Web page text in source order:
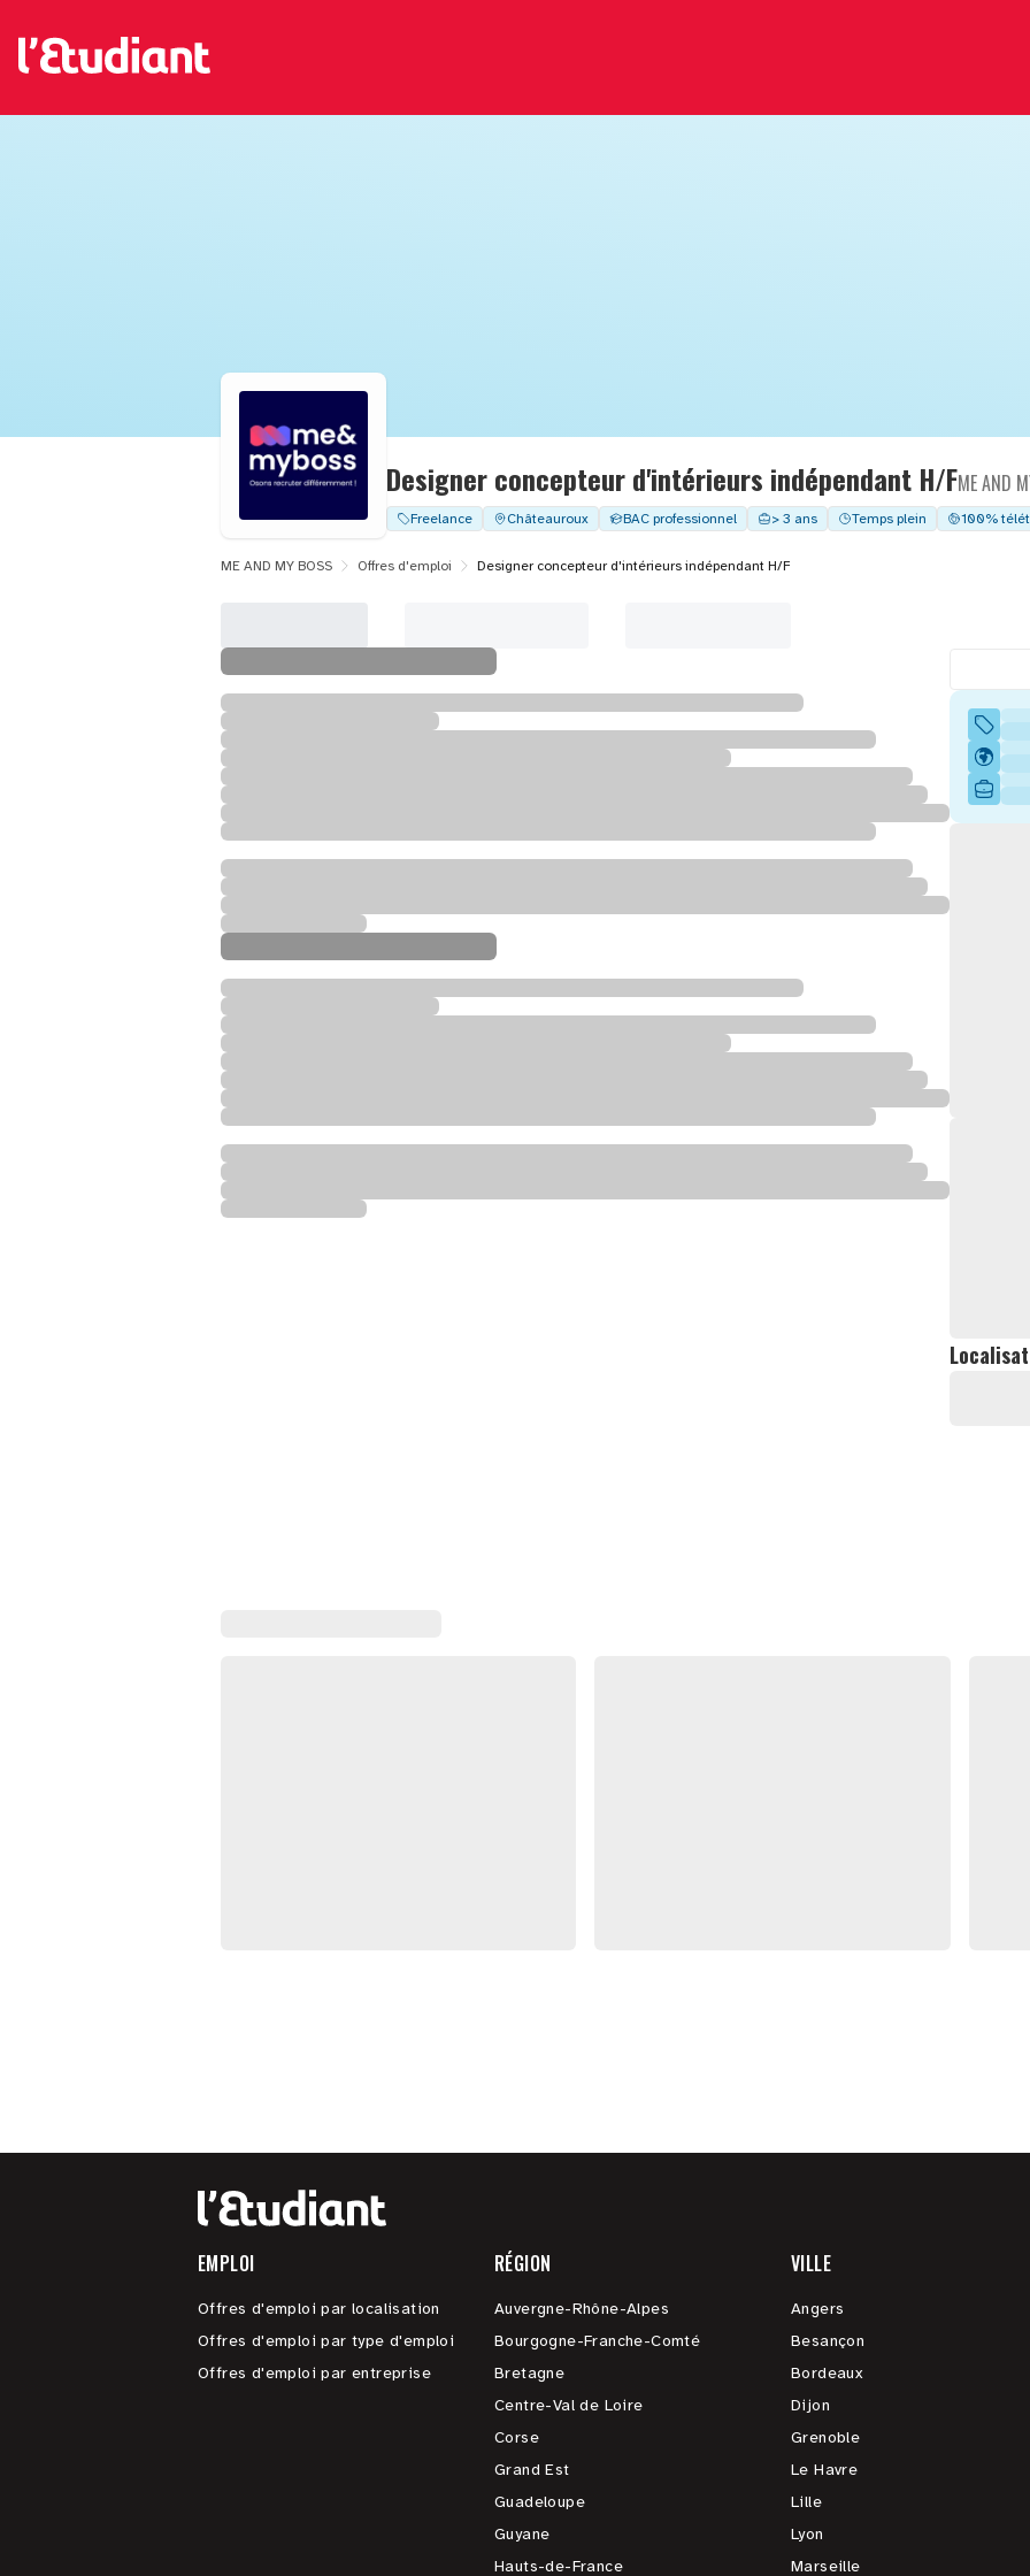
Designer concepteur d'intérieurs indépendant H/FME AND
Freelance Châteauroux BAC professionnel > 3 ans Temps plein 100%
ME AND MY BOSS Offres d'emploi Designer concepteur d'intérieurs indépendant H/F
EMPLOI
Offres d'emploi par localisation
Offres d'emploi par type d'emploi
Offres d'emploi par entreprise
RÉGION
Auvergne-Rhône-Alpes
Bourgogne-Franche-Comté
Bretagne
Centre-Val de Loire
Corse
Grand Est
Guadeloupe
Guyane
Hauts-de-France
VILLE
Angers
Besançon
Bordeaux
Dijon
Grenoble
Le Havre
Lille
Lyon
Marseille